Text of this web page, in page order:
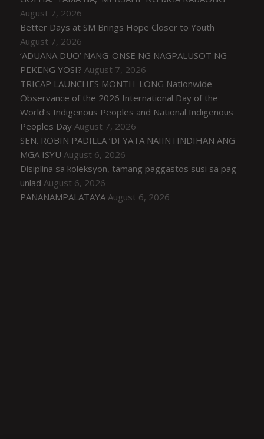
August 7, 2026
Better Days at SM Brings Hope Closer to Youth
August 7, 2026
‘ADUANA DUO’ NANG-ONSE NG NAGPALUSOT NG
PEKENG YOSI? August 7, 2026
TRICAP LAUNCHES MONTH-LONG Nationwide
Observance of the 2026 International Day of the
World’s Indigenous Peoples and National Indigenous
Peoples Day August 7, 2026
SEN. ROBIN PADILLA ‘DI YATA NAIINTINDIHAN ANG
MGA ISYU August 6, 2026
Disiplina sa koleksyon, tamang paggastos susi sa pag-
unlad August 6, 2026
PANANAMPALATAYA August 6, 2026